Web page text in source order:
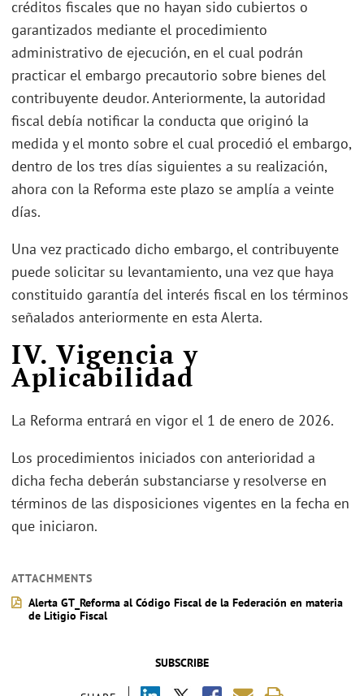
SUBSCRIBE
créditos fiscales que no hayan sido cubiertos o
garantizados mediante el procedimiento
administrativo de ejecución, en el cual podrán
practicar el embargo precautorio sobre bienes del
contribuyente deudor. Anteriormente, la autoridad
fiscal debía notificar la conducta que originó la
medida y el monto sobre el cual procedió el embargo,
dentro de los tres días siguientes a su realización,
ahora con la Reforma este plazo se amplía a veinte
días.
Una vez practicado dicho embargo, el contribuyente
puede solicitar su levantamiento, una vez que haya
constituido garantía del interés fiscal en los términos
señalados anteriormente en esta Alerta.
IV. Vigencia y
Aplicabilidad
La Reforma entrará en vigor el 1 de enero de 2026.
Los procedimientos iniciados con anterioridad a
dicha fecha deberán substanciarse y resolverse en
términos de las disposiciones vigentes en la fecha en
que iniciaron.
ATTACHMENTS
Alerta GT_Reforma al Código Fiscal de la Federación en materia
de Litigio Fiscal